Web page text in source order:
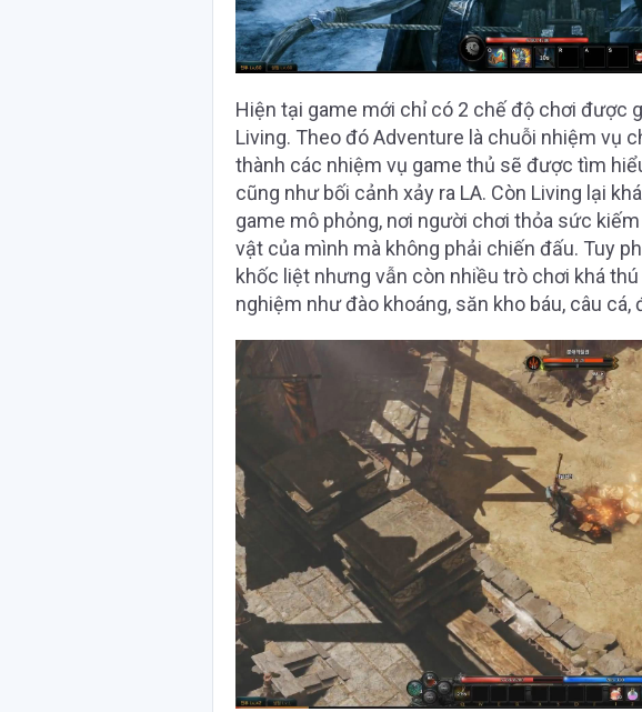
Hiện tại game mới chỉ có 2 chế độ chơi được
Living. Theo đó Adventure là chuỗi nhiệm vụ
thành các nhiệm vụ game thủ sẽ được tìm
cũng như bối cảnh xảy ra LA. Còn Living lại
game mô phỏng, nơi người chơi thỏa sức
vật của mình mà không phải chiến đấu. Tuy
khốc liệt nhưng vẫn còn nhiều trò chơi khá
nghiệm như đào khoáng, săn kho báu, câu cá,